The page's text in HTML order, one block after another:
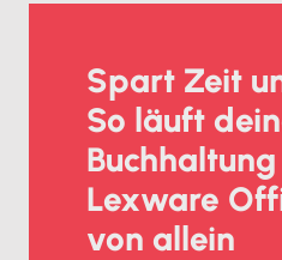
Spart Zeit
So läuft
Lexware
von allein